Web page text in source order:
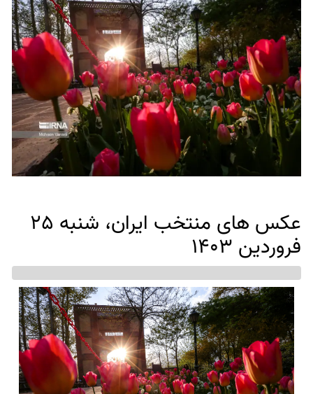
عکس های منتخب ایران، شنبه 25
فروردین 1403